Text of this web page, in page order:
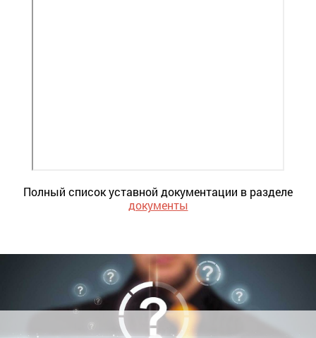
Полный список уставной документации в разделе
документы